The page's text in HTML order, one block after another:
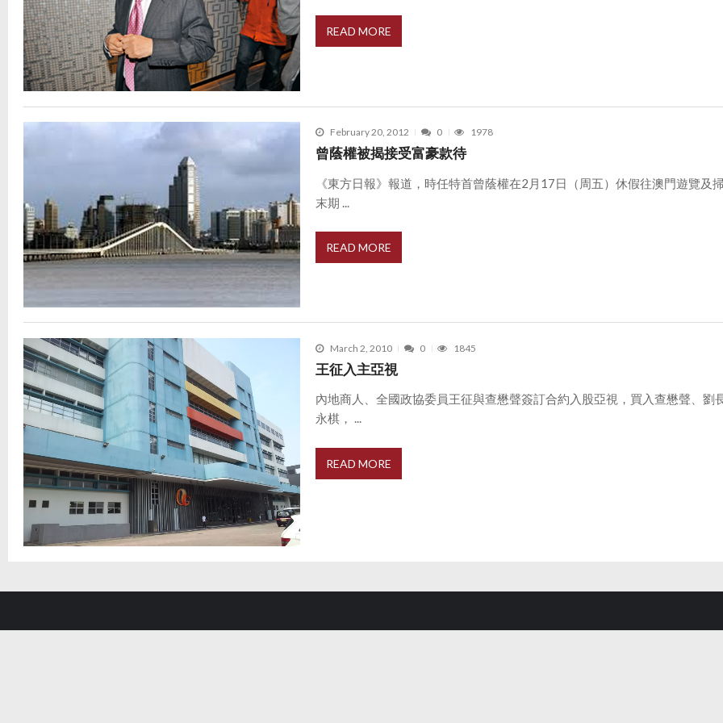
READ MORE
February 20, 2012 0 1978
曾蔭權被揭接受富豪款待
《東方日報》報道，時任特首曾蔭權在2月17日（周五）休假往澳門遊覽及
末期 ...
READ MORE
March 2, 2010 0 1845
王征入主亞視
內地商人、全國政協委員王征與查懋聲簽訂合約入股亞視，買入查懋聲、劉
永棋， ...
READ MORE